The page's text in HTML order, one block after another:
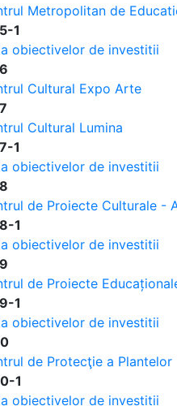
Metropolitan de
1
obiectivelor de investitii
Cultural Expo Arte
Cultural Lumina
1
obiectivelor de investitii
de Proiecte Culturale -
1
obiectivelor de investitii
de Proiecte
1
obiectivelor de investitii
de Protecţie a Plantelor
1
obiectivelor de investitii